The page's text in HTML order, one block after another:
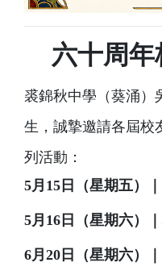
六十周
裘錦秋中學（葵涌）
生，誠摯邀請各屆校
列活動：
5月15日（星期五）
5月16日（星期六）
6月20日（星期六）